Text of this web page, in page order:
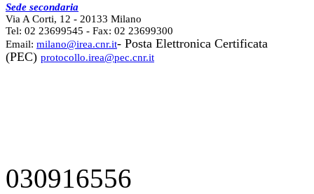
Sede secondaria
Via A Corti, 12 - 20133 Milano
Tel: 02 23699545 - Fax: 02 23699300
Email: milano@irea.cnr.it- Posta Elettronica Certificata
(PEC) protocollo.irea@pec.cnr.it
030916556